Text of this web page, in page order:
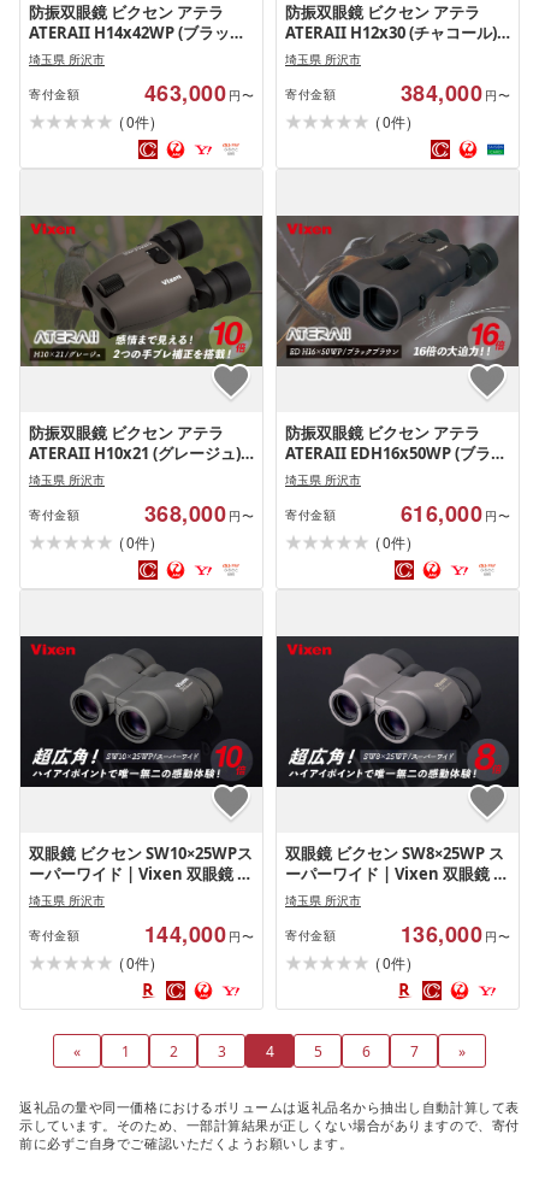
防振双眼鏡 ビクセン アテラ
ATERAII H14x42WP (ブラック)
| Vixen 双眼鏡 正規品 軽量 コ
ンパクト 防水 天体観測 ライブ
コンサート スポーツ観戦 野鳥
観察 バードウォッチング スタ
ーウォッチング 株式会社ビクセ
ン 埼玉県 所沢市
埼玉県 所沢市
寄付金額 463,000 円〜
(0件)
防振双眼鏡 ビクセン アテラ
ATERAII H12x30 (チャコール) |
Vixen 双眼鏡 正規品 軽量 コン
パクト 防水 天体観測 ライブ コ
ンサート スポーツ観戦 野鳥観
察 バードウォッチング スター
ウォッチング 株式会社ビクセン
埼玉県 所沢市
寄付金額 384,000 円〜
(0件)
防振双眼鏡 ビクセン アテラ
ATERAII H10x21 (グレージュ) |
Vixen 双眼鏡 正規品 軽量 コン
パクト 防水 天体観測 ライブ コ
ンサート スポーツ観戦 野鳥観
察 バードウォッチング スター
ウォッチング 株式会社ビクセン
埼玉県 所沢市
寄付金額 368,000 円〜
(0件)
防振双眼鏡 ビクセン アテラ
ATERAII EDH16x50WP (ブラッ
クブラウン) | Vixen 双眼鏡 正
規品 軽量 コンパクト 防水 天体
観測 ライブ コンサート スポー
ツ観戦 野鳥観察 バードウォッ
チング スターウォッチング 株
式会社ビクセン 埼玉県 所沢市
埼玉県 所沢市
寄付金額 616,000 円〜
(0件)
双眼鏡 ビクセン SW10×25WPス
ーパーワイド | Vixen 双眼鏡 正
規品 軽量 コンパクト 防水 超広
角 ハイアイポイント 天体観測
ライブ コンサート スポーツ観
戦 野鳥観察 バードウォッチン
グ スターウォッチング 株式会
社ビクセン 埼玉県 所沢市
埼玉県 所沢市
寄付金額 144,000 円〜
(0件)
双眼鏡 ビクセン SW8×25WP ス
ーパーワイド | Vixen 双眼鏡 正
規品 軽量 コンパクト 防水 超広
角 ハイアイポイント 天体観測
ライブ コンサート スポーツ観
戦 野鳥観察 バードウォッチン
グ スターウォッチング 株式会
社ビクセン 埼玉県 所沢市
埼玉県 所沢市
寄付金額 136,000 円〜
(0件)
« 1 2 3 4 5 6 7 »
返礼品の量や同一価格におけるボリュームは返礼品名から抽出し自動計算して表
示しています。そのため、一部計算結果が正しくない場合がありますので、寄付
前に必ずご自身でご確認いただくようお願いします。